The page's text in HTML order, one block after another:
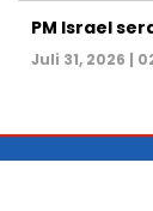
PM Israel
Juli 31, 2026 |